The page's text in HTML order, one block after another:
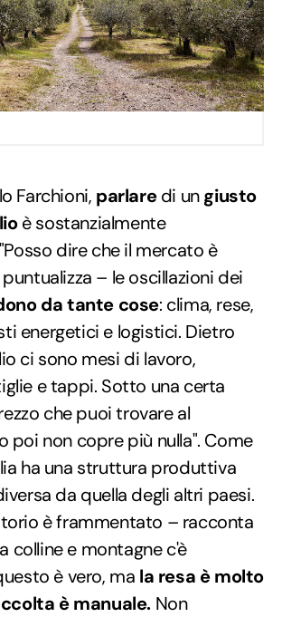
Farchioni, parlaredi ungiusto
è sostanzialmente
dire che il mercato è
– le oscillazioni dei
da tante cose: clima, rese,
energetici e logistici. Dietro
ci sono mesi di lavoro,
e tappi. Sotto una certa
che puoi trovare al
poi non copre più nulla". Come
ha una struttura produttiva
da quella degli altri paesi.
è frammentato – racconta
colline e montagne c'è
è vero, ma la resa è molto
è manuale. Non